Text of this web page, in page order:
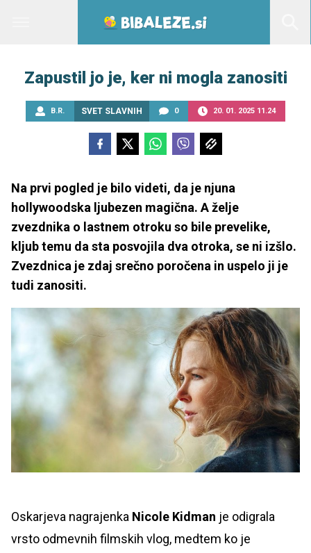
Zapustil jo je, ker ni mogla zanositi
B.R. SVET SLAVNIH 0 20. 01. 2025 11.24
Na prvi pogled je bilo videti, da je njuna
hollywoodska ljubezen magična. A želje
zvezdnika o lastnem otroku so bile prevelike,
kljub temu da sta posvojila dva otroka, se ni izšlo.
Zvezdnica je zdaj srečno poročena in uspelo ji je
tudi zanositi.
Oskarjeva nagrajenka Nicole Kidman je odigrala
vrsto odmevnih filmskih vlog, medtem ko je